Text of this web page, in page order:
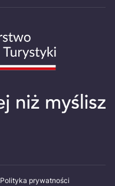
Polityka prywatności